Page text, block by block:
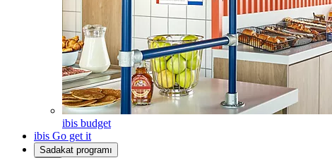
ibis budget
ibis Go get it
Sadakat programı